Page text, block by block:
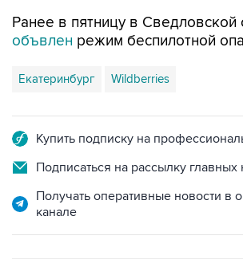
Ранее в пятницу в Сведловской
объвлен режим беспилотной
Екатеринбург Wildberries
Купить подписку на
Подписаться на рассылку главных
Получать оперативные новости в
канале